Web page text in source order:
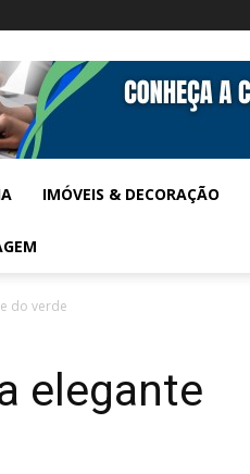
IMÓVEIS & DECORAÇÃO
do verde
elegante